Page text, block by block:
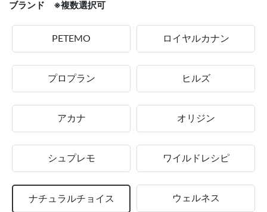
ブランド ※複数選択可
PETEMO ロイヤルカナン
プロプラン ヒルズ
アカナ オリジン
シュプレモ ワイルドレシピ
ナチュラルチョイス ウェルネス